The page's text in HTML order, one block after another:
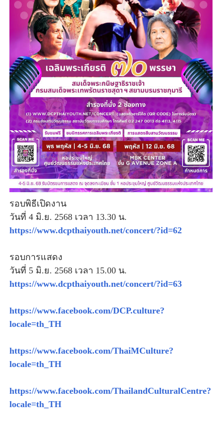
รอบพิธีเปิดงาน
วันที่ 4 มิ.ย. 2568 เวลา 13.30 น.
https://www.dcpthaiyouth.net/concert/?id=62
รอบการแสดง
วันที่ 5 มิ.ย. 2568 เวลา 15.00 น.
https://www.dcpthaiyouth.net/concert/?id=63
https://www.facebook.com/DCP.culture?
locale=th_TH
https://www.facebook.com/ThaiMCulture?
locale=th_TH
https://www.facebook.com/ThailandCulturalCentre?
locale=th_TH